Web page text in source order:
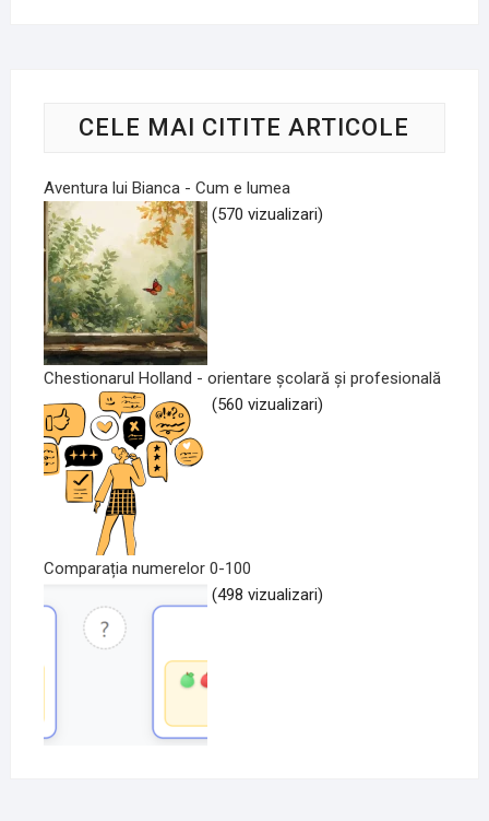
CELE MAI CITITE ARTICOLE
Aventura lui Bianca - Cum e lumea
(570 vizualizari)
Chestionarul Holland - orientare școlară și profesională
(560 vizualizari)
Comparația numerelor 0-100
(498 vizualizari)